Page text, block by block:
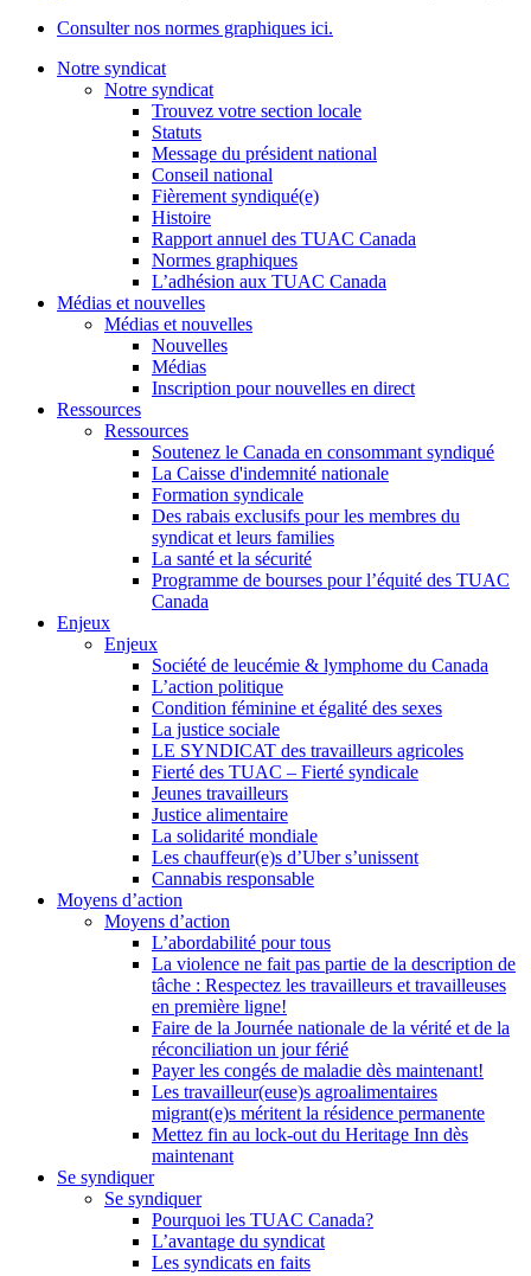
Consulter nos normes graphiques ici.
Notre syndicat
Notre syndicat
Trouvez votre section locale
Statuts
Message du président national
Conseil national
Fièrement syndiqué(e)
Histoire
Rapport annuel des TUAC Canada
Normes graphiques
L’adhésion aux TUAC Canada
Médias et nouvelles
Médias et nouvelles
Nouvelles
Médias
Inscription pour nouvelles en direct
Ressources
Ressources
Soutenez le Canada en consommant syndiqué
La Caisse d'indemnité nationale
Formation syndicale
Des rabais exclusifs pour les membres du
syndicat et leurs families
La santé et la sécurité
Programme de bourses pour l’équité des TUAC
Canada
Enjeux
Enjeux
Société de leucémie & lymphome du Canada
L’action politique
Condition féminine et égalité des sexes
La justice sociale
LE SYNDICAT des travailleurs agricoles
Fierté des TUAC – Fierté syndicale
Jeunes travailleurs
Justice alimentaire
La solidarité mondiale
Les chauffeur(e)s d’Uber s’unissent
Cannabis responsable
Moyens d’action
Moyens d’action
L’abordabilité pour tous
La violence ne fait pas partie de la description de
tâche : Respectez les travailleurs et travailleuses
en première ligne!
Faire de la Journée nationale de la vérité et de la
réconciliation un jour férié
Payer les congés de maladie dès maintenant!
Les travailleur(euse)s agroalimentaires
migrant(e)s méritent la résidence permanente
Mettez fin au lock-out du Heritage Inn dès
maintenant
Se syndiquer
Se syndiquer
Pourquoi les TUAC Canada?
L’avantage du syndicat
Les syndicats en faits